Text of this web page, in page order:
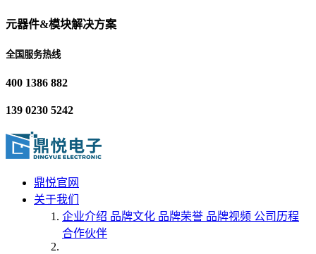
元器件&模块解决方案
全国服务热线
400 1386 882
139 0230 5242
鼎悦官网
关于我们
企业介绍 品牌文化 品牌荣誉 品牌视频 公司历程
合作伙伴